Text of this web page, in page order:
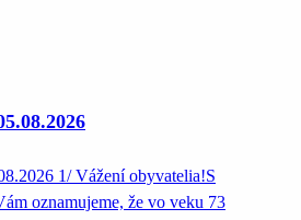
1/ Vážení obyvatelia!S
oznamujeme, že vo veku 73